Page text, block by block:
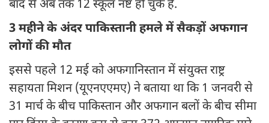
बाद से अब तक 12 स्कूल नष्ट हो चुके हैं.
3 महीने के अंदर पाकिस्तानी हमले में सैकड़ों अफगान
लोगों की मौत
इससे पहले 12 मई को अफगानिस्तान में संयुक्त राष्ट्र
सहायता मिशन (यूएनएएमए) ने बताया था कि 1 जनवरी से
31 मार्च के बीच पाकिस्तान और अफगान बलों के बीच सीमा